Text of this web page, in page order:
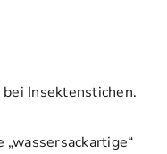
Insektenstichen.